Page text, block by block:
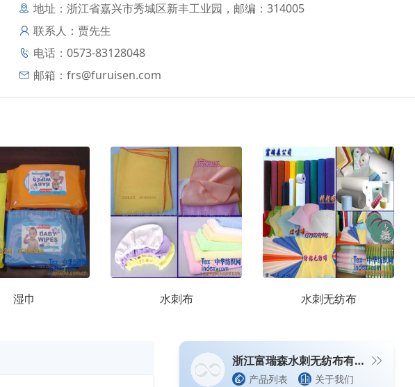
地址：浙江省嘉兴市秀城区新丰工业园，邮编：314005
联系人：贾先生
电话：0573-83128048
邮箱： frs@furuisen.com
湿巾 水刺布 水刺无纺布
浙江富瑞森水刺无纺布有限公司
产品列表 关于我们